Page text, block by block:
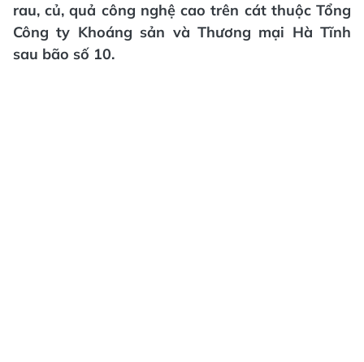
rau, củ, quả công nghệ cao trên cát thuộc Tổng
Công ty Khoáng sản và Thương mại Hà Tĩnh
sau bão số 10.